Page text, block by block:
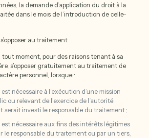
la demande d’application du droit à la
dans le mois de l’introduction de celle-
au traitement
tout moment, pour des raisons tenant à sa
s’opposer gratuitement au traitement de
personnel, lorsque :
nécessaire à l’exécution d’une mission
ou relevant de l’exercice de l’autorité
serait investi le responsable du traitement ;
nécessaire aux fins des intérêts légitimes
le responsable du traitement ou par un tiers,